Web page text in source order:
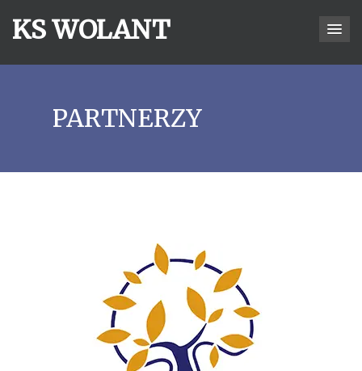
KS WOLANT
PARTNERZY